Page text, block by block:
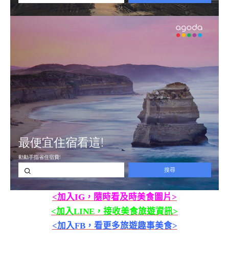
<加入IG，隨時看及時美食圖片>
<加入LINE，接收美食旅遊資訊>
<加入FB，看更多旅遊趣事美食>